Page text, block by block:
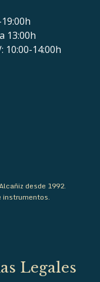
13:00h
10:00-14:00h
desde 1992.
instrumentos.
Legales